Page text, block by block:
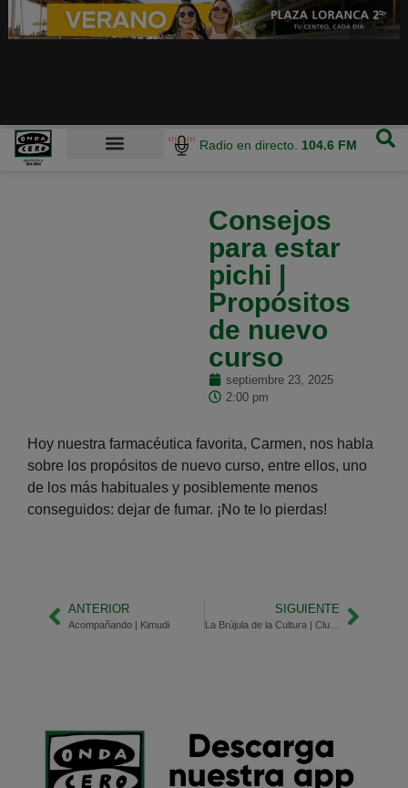
Radio en directo. 104.6 FM
Consejos
para estar
pichi |
Propósitos
de nuevo
curso
septiembre 23, 2025
2:00 pm
Hoy nuestra farmacéutica favorita, Carmen, nos habla
sobre los propósitos de nuevo curso, entre ellos, uno
de los más habituales y posiblemente menos
conseguidos: dejar de fumar. ¡No te lo pierdas!
ANTERIOR
Acompañando | Kimudi
SIGUIENTE
La Brújula de la Cultura | Clubes de lectura en Getafe